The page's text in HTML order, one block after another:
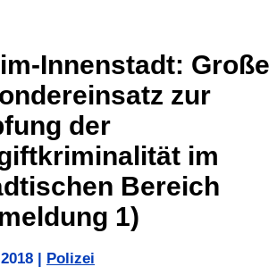
Innenstadt:
zur
der
im
Bereich
1)
Polizei